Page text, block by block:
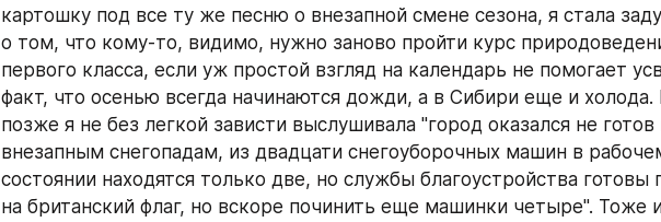
картошку под все ту же песню о внезапной смене сезона, я стала
о том, что кому-то, видимо, нужно заново пройти курс
первого класса, если уж простой взгляд на календарь не помогает
факт, что осенью всегда начинаются дожди, а в Сибири еще и холода.
позже я не без легкой зависти выслушивала "город оказался не готов
внезапным снегопадам, из двадцати снегоуборочных машин в
состоянии находятся только две, но службы благоустройства готовы
на британский флаг, но вскоре починить еще машинки четыре". Тоже